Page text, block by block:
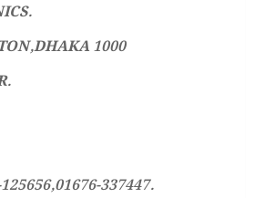
1000
337447.